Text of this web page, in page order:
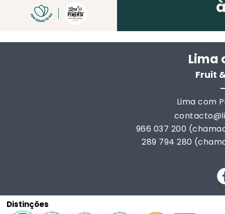
Lima
Fruit
Lima com
966 037 200
289 794 280
Distinções